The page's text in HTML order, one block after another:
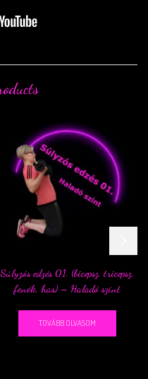
Súlyzós edzés 01. (bicepsz, tricepsz,
fenék, has) – Haladó szint
TOVÁBB OLVASOM